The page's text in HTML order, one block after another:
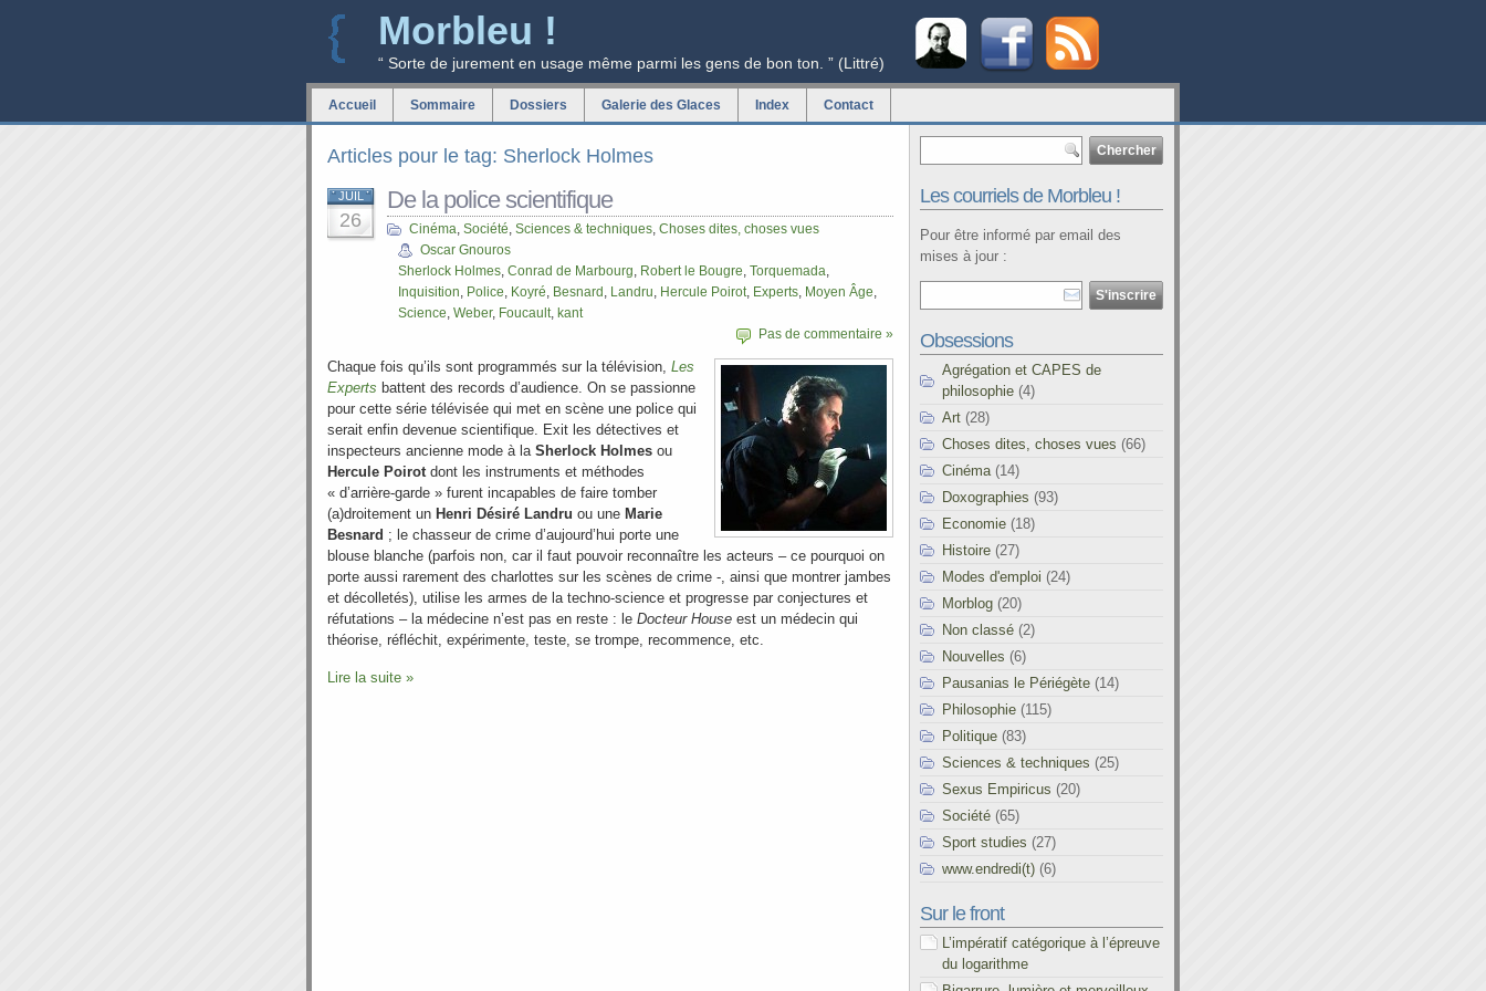
Morbleu !
“ Sorte de jurement en usage même parmi les gens de bon ton. ” (Littré)
Accueil Sommaire Dossiers Galerie des Glaces Index Contact
Articles pour le tag: Sherlock Holmes
JUIL
26
De la police scientifique
Cinéma, Société, Sciences & techniques, Choses dites, choses vues
Oscar Gnouros
Sherlock Holmes, Conrad de Marbourg, Robert le Bougre, Torquemada,
Inquisition, Police, Koyré, Besnard , Landru, Hercule Poirot, Experts, Moyen Âge,
Science, Weber, Foucault, kant
Pas de commentaire »
Chaque fois qu’ils sont programmés sur la télévision, Les
Experts battent des records d’audience. On se passionne
pour cette série télévisée qui met en scène une police qui
serait enfin devenue scientifique. Exit les détectives et
inspecteurs ancienne mode à la Sherlock Holmes ou
Hercule Poirotdont les instruments et méthodes
« d’arrière-garde » furent incapables de faire tomber
(a)droitement un Henri Désiré Landru ou une Marie
Besnard ; le chasseur de crime d’aujourd’hui porte une
blouse blanche (parfois non, car il faut pouvoir reconnaître les acteurs – ce pourquoi on
porte aussi rarement des charlottes sur les scènes de crime -, ainsi que montrer jambes
et décolletés), utilise les armes de la techno-science et progresse par conjectures et
réfutations – la médecine n’est pas en reste : le Docteur House est un médecin qui
théorise, réfléchit, expérimente, teste, se trompe, recommence, etc.
Lire la suite »
Les courriels de Morbleu !
Pour être informé par email des
mises à jour :
Obsessions
Agrégation et CAPES de
philosophie (4)
Art (28)
Choses dites, choses vues (66)
Cinéma (14)
Doxographies (93)
Economie (18)
Histoire (27)
Modes d'emploi (24)
Morblog (20)
Non classé (2)
Nouvelles (6)
Pausanias le Périégète (14)
Philosophie (115)
Politique (83)
Sciences & techniques (25)
Sexus Empiricus (20)
Société (65)
Sport studies (27)
www.endredi(t) (6)
Sur le front
L’impératif catégorique à l’épreuve
du logarithme